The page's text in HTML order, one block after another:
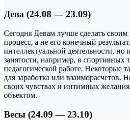
Дева (24.08 — 23.09)
Сегодня Девам лучше сделать
процесс, а не его конечный
интеллектуальной деятельности, но
занятости, например, в спортивных
педагогической работе. Некоторые
для заработка или взаиморасчетов.
своих чувствах и интимных
объектом.
Весы (24.09 — 23.10)